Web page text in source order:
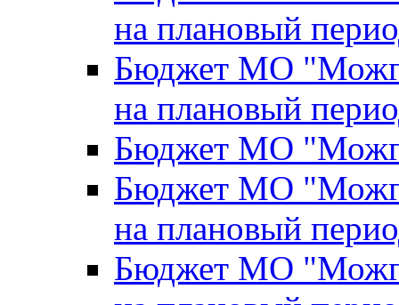
на плановый
Бюджет МО
на плановый
Бюджет МО
Бюджет МО
на плановый
Бюджет МО